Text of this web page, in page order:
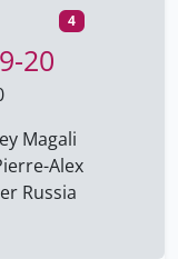
4
4
17
20
Magali
Alex
Russia